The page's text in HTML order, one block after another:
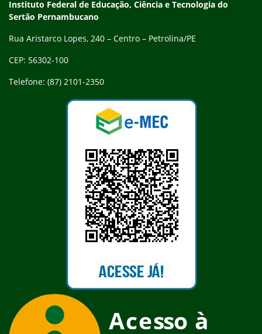
Endereço
Instituto Federal de Educação, Ciência e Tecnologia do
Sertão Pernambucano
Rua Aristarco Lopes, 240 – Centro – Petrolina/PE
CEP: 56302-100
Telefone: (87) 2101-2350